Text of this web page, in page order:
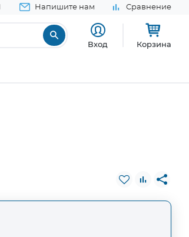
Напишите нам Сравнение
Вход Корзина